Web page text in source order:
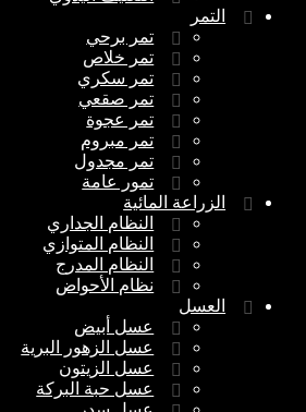
التمر
تمر برحي
تمر خلاص
تمر سكري
تمر صقعي
تمر عجوة
تمر مبروم
تمر مجدول
تمور عامة
الزراعة المائية
النظام الجداري
النظام المتوازي
النظام المدرج
نظام الأحواض
العسل
عسل أبيض
عسل الزهور البرية
عسل الزيتون
عسل حبة البركة